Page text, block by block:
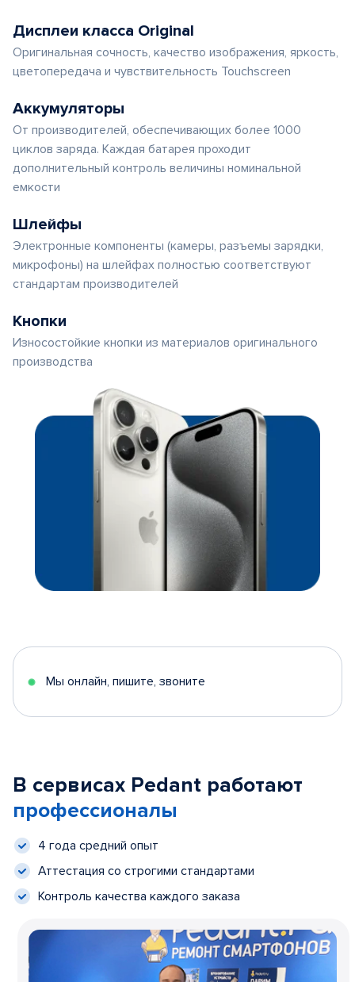
Дисплеи класса Original
Оригинальная сочность, качество изображения, яркость,
цветопередача и чувствительность Touchscreen
Аккумуляторы
От производителей, обеспечивающих более 1000
циклов заряда. Каждая батарея проходит
дополнительный контроль величины номинальной
емкости
Шлейфы
Электронные компоненты (камеры, разъемы зарядки,
микрофоны) на шлейфах полностью соответствуют
стандартам производителей
Кнопки
Износостойкие кнопки из материалов оригинального
производства
Мы онлайн, пишите, звоните
В сервисах Pedant работают
профессионалы
4 года средний опыт
Аттестация со строгими стандартами
Контроль качества каждого заказа